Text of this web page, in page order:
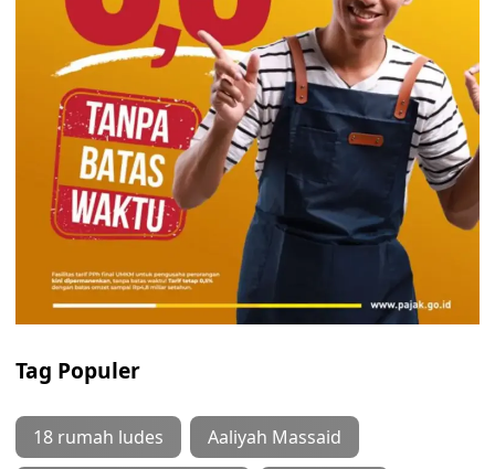
Tag Populer
18 rumah ludes Aaliyah Massaid